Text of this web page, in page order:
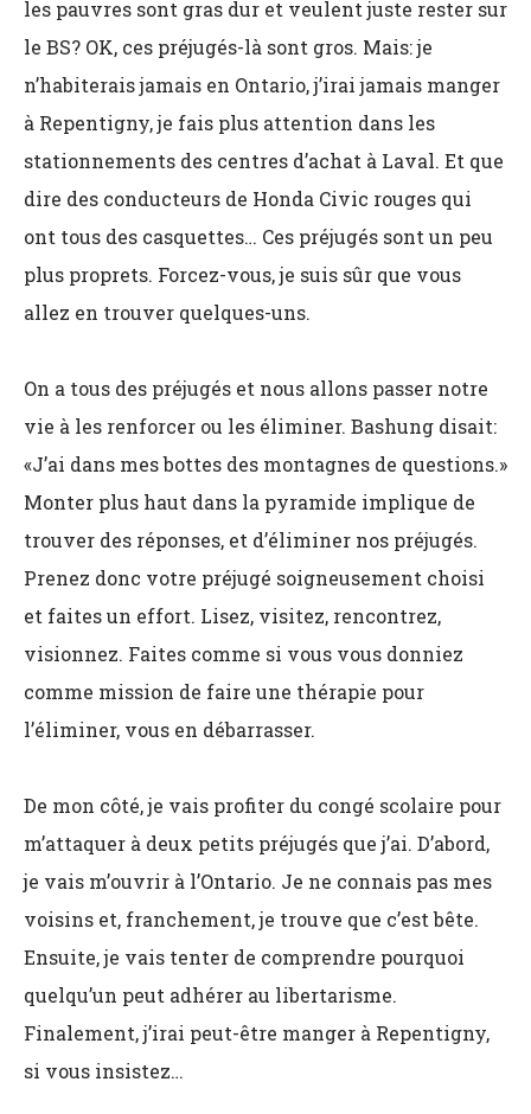
les pauvres sont gras dur et veulent juste rester sur
le BS? OK, ces préjugés-là sont gros. Mais: je
n’habiterais jamais en Ontario, j’irai jamais manger
à Repentigny, je fais plus attention dans les
stationnements des centres d’achat à Laval. Et que
dire des conducteurs de Honda Civic rouges qui
ont tous des casquettes… Ces préjugés sont un peu
plus proprets. Forcez-vous, je suis sûr que vous
allez en trouver quelques-uns.
On a tous des préjugés et nous allons passer notre
vie à les renforcer ou les éliminer. Bashung disait:
«J’ai dans mes bottes des montagnes de questions.»
Monter plus haut dans la pyramide implique de
trouver des réponses, et d’éliminer nos préjugés.
Prenez donc votre préjugé soigneusement choisi
et faites un effort. Lisez, visitez, rencontrez,
visionnez. Faites comme si vous vous donniez
comme mission de faire une thérapie pour
l’éliminer, vous en débarrasser.
De mon côté, je vais profiter du congé scolaire pour
m’attaquer à deux petits préjugés que j’ai. D’abord,
je vais m’ouvrir à l’Ontario. Je ne connais pas mes
voisins et, franchement, je trouve que c’est bête.
Ensuite, je vais tenter de comprendre pourquoi
quelqu’un peut adhérer au libertarisme.
Finalement, j’irai peut-être manger à Repentigny,
si vous insistez…